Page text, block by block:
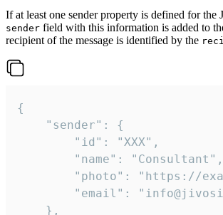
If at least one sender property is defined for the
sender field with this information is added to
recipient of the message is identified by the
{